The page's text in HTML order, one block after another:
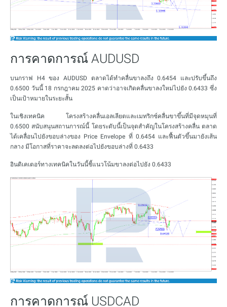
การคาดการณ์ AUDUSD
บนกราฟ H4 ของ AUDUSD ตลาดได้ทำคลื่นขาลงถึง 0.6454 และปรับขึ้นถึง
0.6500 วันนี้ 18 กรกฎาคม 2025 คาดว่าอาจเกิดคลื่นขาลงใหม่ไปยัง 0.6433 ซึ่ง
เป็นเป้าหมายในระยะสั้น
ในเชิงเทคนิค โครงสร้างคลื่นเอลเลียตและเมทริกซ์คลื่นขาขึ้นที่มีจุดหมุนที่
0.6500 สนับสนุนสถานการณ์นี้ โดยระดับนี้เป็นจุดสำคัญในโครงสร้างคลื่น ตลาด
ได้เคลื่อนไปยังขอบล่างของ Price Envelope ที่ 0.6454 และฟื้นตัวขึ้นมายังเส้น
กลาง มีโอกาสที่ราคาจะลดลงต่อไปยังขอบล่างที่ 0.6433
อินดิเคเตอร์ทางเทคนิคในวันนี้ชี้แนวโน้มขาลงต่อไปยัง 0.6433
การคาดการณ์ USDCAD